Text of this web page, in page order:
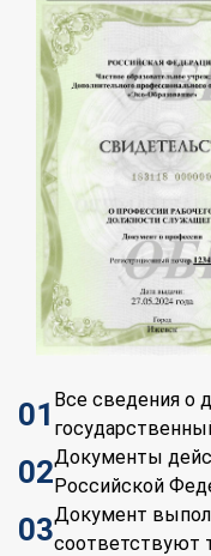
01 Все сведения о
02Документы
Российской
03Документ
соответствуют